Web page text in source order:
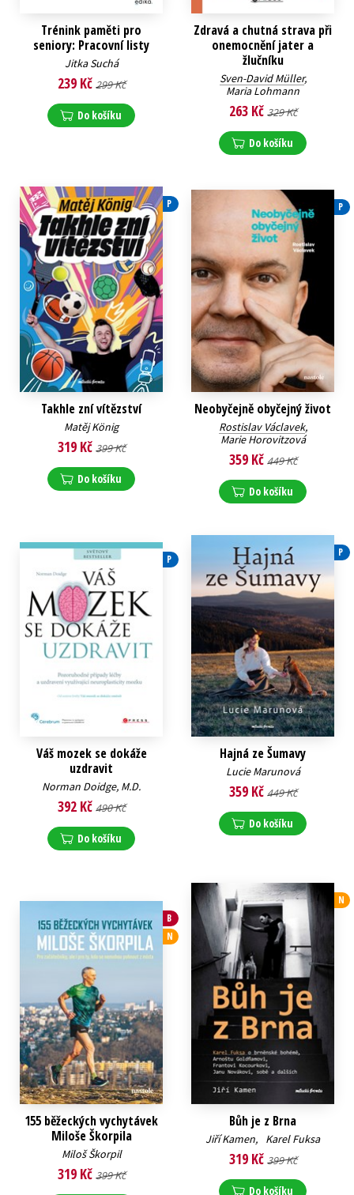
Trénink paměti pro
seniory: Pracovní listy
Jitka Suchá
239 Kč 299 Kč
Do košíku
Zdravá a chutná strava při
onemocnění jater a
žlučníku
Sven-David Müller,
Maria Lohmann
263 Kč 329 Kč
Do košíku
P
Takhle zní vítězství
Matěj König
319 Kč 399 Kč
Do košíku
P
Neobyčejně obyčejný život
Rostislav Václavek,
Marie Horovitzová
359 Kč 449 Kč
Do košíku
P
Váš mozek se dokáže
uzdravit
Norman Doidge, M.D.
392 Kč 490 Kč
Do košíku
P
Hajná ze Šumavy
Lucie Marunová
359 Kč 449 Kč
Do košíku
B
N
155 běžeckých vychytávek
Miloše Škorpila
Miloš Škorpil
319 Kč 399 Kč
N
Bůh je z Brna
Jiří Kamen, Karel Fuksa
319 Kč 399 Kč
Do košíku